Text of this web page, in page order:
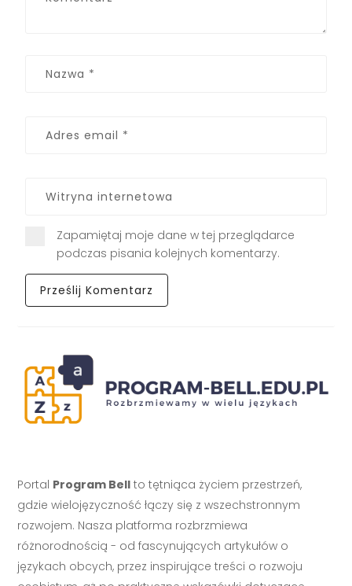
Zapamiętaj moje dane w tej przeglądarce
podczas pisania kolejnych komentarzy.
Portal Program Bell to tętniąca życiem przestrzeń,
gdzie wielojęzyczność łączy się z wszechstronnym
rozwojem. Nasza platforma rozbrzmiewa
różnorodnością - od fascynujących artykułów o
językach obcych, przez inspirujące treści o rozwoju